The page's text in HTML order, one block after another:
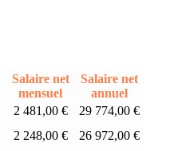
Salaire net
mensuel
Salaire net
annuel
2 481,00 €
29 774,00 €
2 248,00 €
26 972,00 €